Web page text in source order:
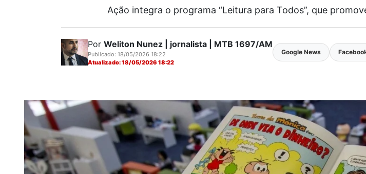
Ação integra o programa “Leitura para Todos”, que
Por Weliton Nunez | jornalista | MTB 1697/AM
Publicado: 18/05/2026 18:22
Atualizado: 18/05/2026 18:22
Google News